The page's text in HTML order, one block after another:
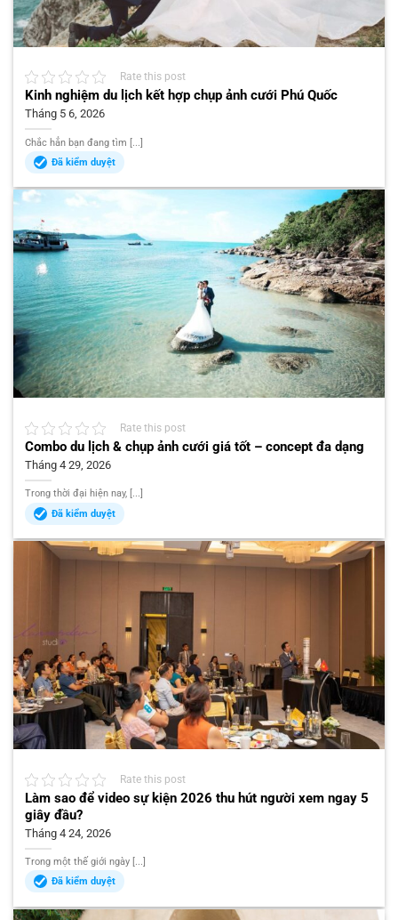
Rate this post
Kinh nghiệm du lịch kết hợp chụp ảnh cưới Phú Quốc
Tháng 5 6, 2026
Chắc hẳn bạn đang tìm [...]
Đã kiểm duyệt
Rate this post
Combo du lịch & chụp ảnh cưới giá tốt – concept đa dạng
Tháng 4 29, 2026
Trong thời đại hiện nay, [...]
Đã kiểm duyệt
Rate this post
Làm sao để video sự kiện 2026 thu hút người xem ngay 5
giây đầu?
Tháng 4 24, 2026
Trong một thế giới ngày [...]
Đã kiểm duyệt